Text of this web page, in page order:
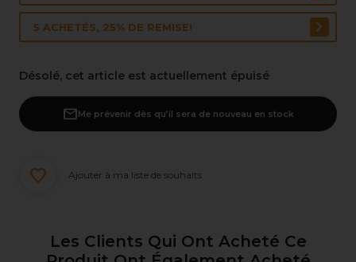
5 ACHETÉS, 25% DE REMISE!
Désolé, cet article est actuellement épuisé
Me prévenir dès qu’il sera de nouveau en stock
Ajouter à ma liste de souhaits
Les Clients Qui Ont Acheté Ce